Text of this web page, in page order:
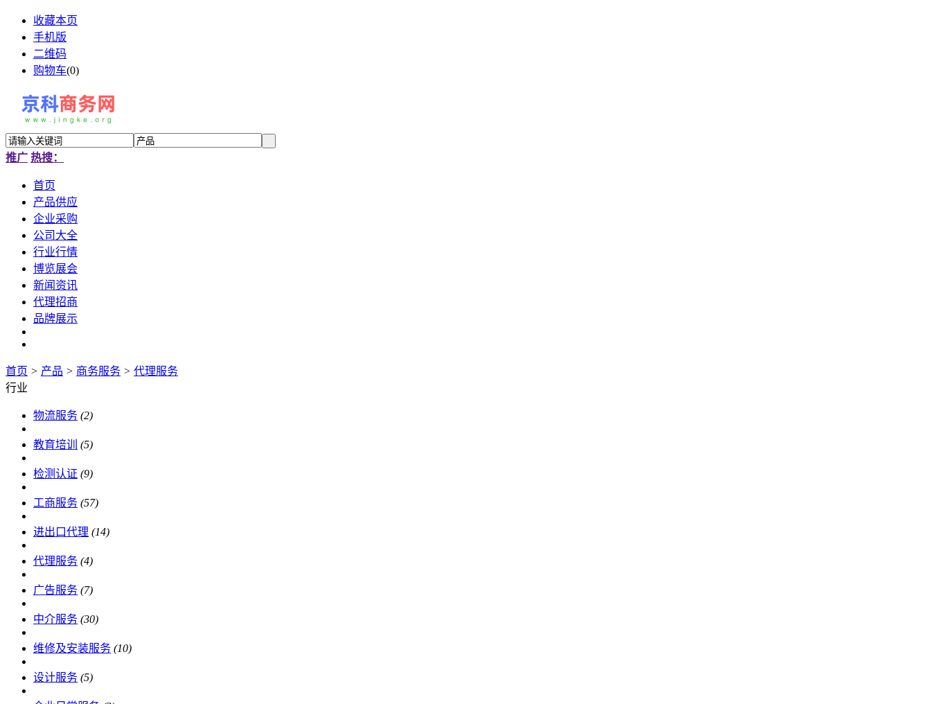
收藏本页
手机版
二维码
购物车(0)
推广 热搜：
首页
产品供应
企业采购
公司大全
行业行情
博览展会
新闻资讯
代理招商
品牌展示
首页 > 产品 > 商务服务 > 代理服务
行业
物流服务 (2)
教育培训 (5)
检测认证 (9)
工商服务 (57)
进出口代理 (14)
代理服务 (4)
广告服务 (7)
中介服务 (30)
维修及安装服务 (10)
设计服务 (5)